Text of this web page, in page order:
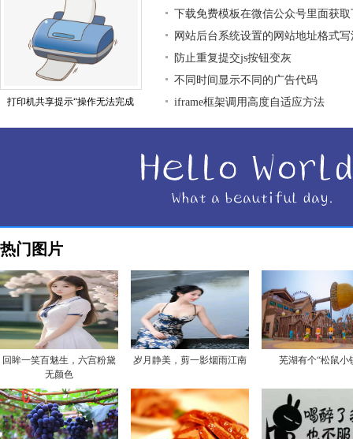
打印机共享提示“操作无法完成
下载免费模板在微信公众号里面获
网站后台系统设置的网站地址格式写
防止重复提交js按钮变灰
不同时间显示不同的广告代码
iframe框架调用高度自适应方法
热门图片
回眸一笑百魅生，六宫粉黛
无颜色
岁月静美，剪一影烟雨江南 芜湖有个“松鼠小